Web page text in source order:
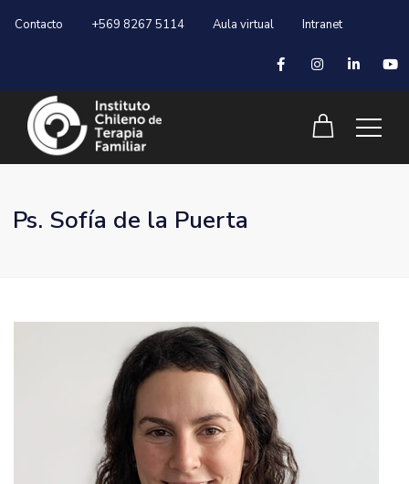
Contacto +569 8267 5114 Aula virtual Intranet
Ps. Sofía de la Puerta